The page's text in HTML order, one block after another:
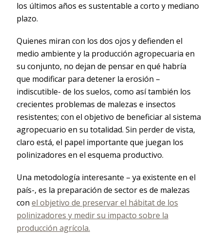
los últimos años es sustentable a corto y mediano
plazo.
Quienes miran con los dos ojos y defienden el
medio ambiente y la producción agropecuaria en
su conjunto, no dejan de pensar en qué habría
que modificar para detener la erosión –
indiscutible- de los suelos, como así también los
crecientes problemas de malezas e insectos
resistentes; con el objetivo de beneficiar al sistema
agropecuario en su totalidad. Sin perder de vista,
claro está, el papel importante que juegan los
polinizadores en el esquema productivo.
Una metodología interesante – ya existente en el
país-, es la preparación de sector es de malezas
con el objetivo de preservar el hábitat de los
polinizadores y medir su impacto sobre la
producción agrícola.